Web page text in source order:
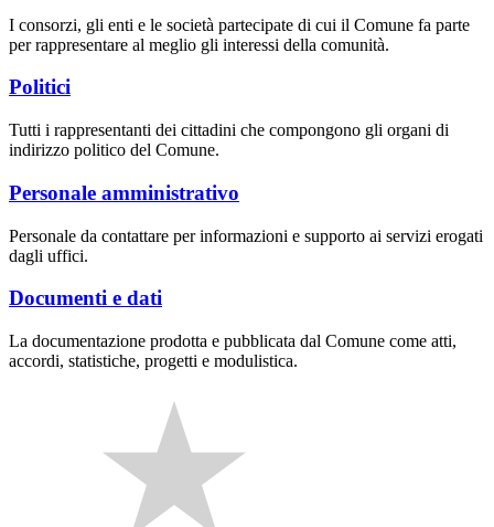
I consorzi, gli enti e le società partecipate di cui il Comune fa parte
per rappresentare al meglio gli interessi della comunità.
Politici
Tutti i rappresentanti dei cittadini che compongono gli organi di
indirizzo politico del Comune.
Personale amministrativo
Personale da contattare per informazioni e supporto ai servizi erogati
dagli uffici.
Documenti e dati
La documentazione prodotta e pubblicata dal Comune come atti,
accordi, statistiche, progetti e modulistica.